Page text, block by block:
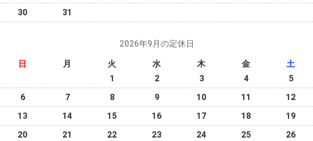
30
31
2026年9月の定休日
日 月 火 水 木 金
土
1
2 3 4
5
6
7 8 9 10 11
12
13
14 15 16 17 18
19
20
21 22 23 24 25
26